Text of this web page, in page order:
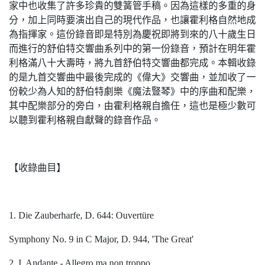
家中也收集了許多珍貴的雙簧管手稿。因為這樣的多重的身
分，加上同時要演出自己的現代作品，也讓霍利格自然地成
為指揮家。這份錄音即是特別為慶祝即將到來的八十歲生日
而進行的舒伯特交響曲系列中的第一份錄音，預計在明年霍
利格滿八十大壽時，將九首舒伯特交響曲都完成。本輯收錄
的是九首交響曲中最後完成的《偉大》交響曲，並加收了一
份較少為人知的舒伯特劇樂《魔法豎琴》中的序曲和配樂，
其中配樂部分的旁白，由霍利格親自擔任，這也是極少數可
以聽到霍利格親自獻聲的錄音作品。
【收錄曲目】
1. Die Zauberharfe, D. 644: Ouvertüre
Symphony No. 9 in C Major, D. 944, 'The Great'
2. I. Andante - Allegro ma non troppo